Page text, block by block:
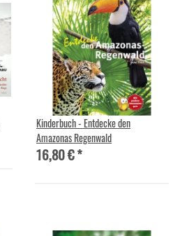
Kinderbuch - Entdecke den
Amazonas Regenwald
16,80 €*